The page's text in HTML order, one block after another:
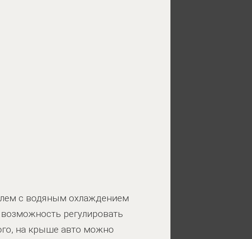
с водяным охлаждением
регулировать
на крыше авто можно